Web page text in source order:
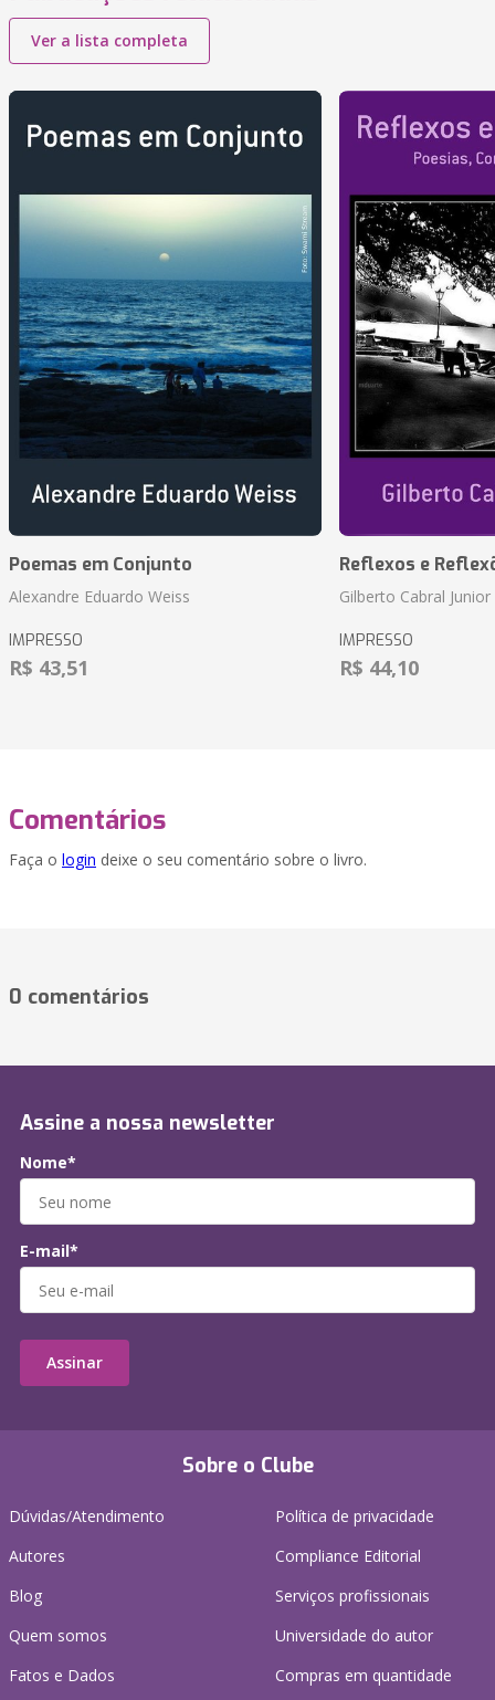
Ver a lista completa
Poemas em Conjunto
Alexandre Eduardo Weiss
IMPRESSO
R$ 43,51
Reflexos e
Gilberto Cabral Junior
IMPRESSO
R$ 44,10
Comentários
Faça o login deixe o seu comentário sobre o livro.
0 comentários
Sobre o Clube
Dúvidas/Atendimento
Autores
Blog
Quem somos
Fatos e Dados
Política de privacidade
Compliance Editorial
Serviços profissionais
Universidade do autor
Compras em quantidade
Assine a nossa newsletter
Nome*
E-mail*
Assinar